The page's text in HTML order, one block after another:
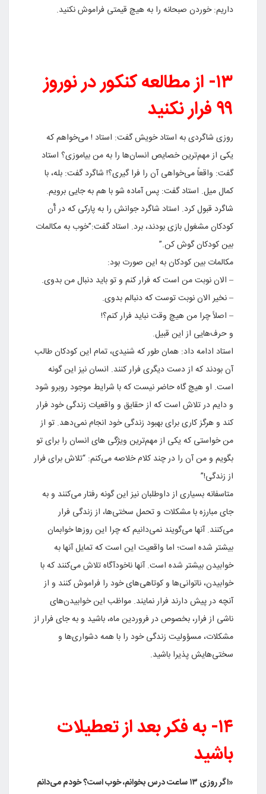
داریم: خوردن صبحانه را به هیچ قیمتی فراموش نکنید.
۱۳- از مطالعه کنکور در نوروز
۹۹ فرار نکنید
روزی شاگردی به استاد خویش گفت: استاد ! می‌خواهم که
یکی از مهم‌ترین خصایص انسان‌ها را به من بیاموزی؟ استاد
گفت: واقعاً می‌خواهی آن را فرا گیری؟! شاگرد گفت: بله، با
کمال میل. استاد گفت: پس آماده شو با هم به جایی برویم.
شاگرد قبول کرد. استاد شاگرد جوانش را به پارکی که در آّن
کودکان مشغول بازی بودند، برد. استاد گفت:”خوب به مکالمات
بین کودکان گوش کن.”
مکالمات بین کودکان به این صورت بود:
– الان نوبت من است که فرار کنم و تو باید دنبال من بدوی.
– نخیر الان نوبت توست که دنبالم بدوی.
– اصلاً چرا من هیچ وقت نباید فرار کنم؟!
و حرف‌هایی از این قبیل.
استاد ادامه داد: همان طور که شنیدی، تمام این کودکان طالب
آن بودند که از دست دیگری فرار کنند. انسان نیز این گونه
است. او هیچ گاه حاضر نیست که با شرایط موجود روبرو شود
و دایم در تلاش است که از حقایق و واقعیات زندگی خود فرار
کند و هرگز کاری برای بهبود زندگی خود انجام نمی‌دهد. تو از
من خواستی که یکی از مهم‌ترین ویژگی های انسان را برای تو
بگویم و من آن را در چند کلام خلاصه می‌کنم: “تلاش برای فرار
از زندگی!”
متاسفانه بسیاری از داوطلبان نیز این گونه رفتار می‌کنند و به
جای مبارزه با مشکلات و تحمل سختی‌ها، از زندگی فرار
می‌کنند. آنها می‌گویند نمی‌دانیم که چرا این روزها خوابمان
بیشتر شده است؛ اما واقعیت این است که تمایل آنها به
خوابیدن بیشتر شده است. آنها ناخودآگاه تلاش می‌کنند که با
خوابیدن، ناتوانی‌ها و کوتاهی‌های خود را فراموش کنند و از
آنچه در پیش دارند فرار نمایند. مواظب این خوابیدن‌های
ناشی از فرار، بخصوص در فروردین ماه، باشید و به جای فرار از
مشکلات، مسؤولیت زندگی خود را با همه دشواری‌ها و
سختی‌هایش پذیرا باشید.
۱۴- به فکر بعد از تعطیلات
باشید
«اگر روزی ۱۳ ساعت درس بخوانم، خوب است؟ خودم می‌دانم